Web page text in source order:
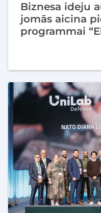
Biznesa ideju
jomās aicina
programmai